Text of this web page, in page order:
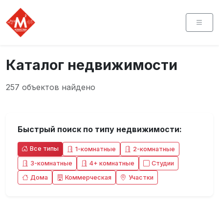
Каталог недвижимости
257 объектов найдено
Быстрый поиск по типу недвижимости:
Все типы 1-комнатные
2-комнатные
3-комнатные
4+ комнатные
Студии
Дома
Коммерческая Участки